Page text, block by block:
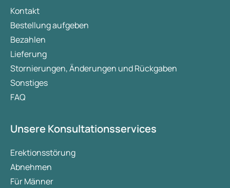
Kontakt
Bestellung aufgeben
Bezahlen
Lieferung
Stornierungen, Änderungen und Rückgaben
Sonstiges
FAQ
Unsere Konsultationsservices
Erektionsstörung
Abnehmen
Für Männer